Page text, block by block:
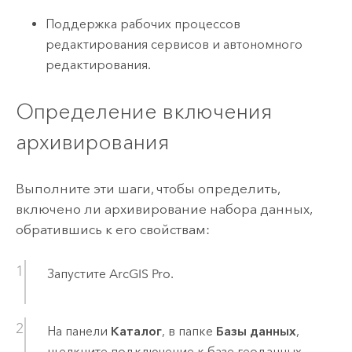
Поддержка рабочих процессов
редактирования сервисов и автономного
редактирования.
Определение включения
архивирования
Выполните эти шаги, чтобы определить,
включено ли архивирование набора данных,
обратившись к его свойствам:
Запустите ArcGIS Pro.
На панели Каталог, в папке Базы данных,